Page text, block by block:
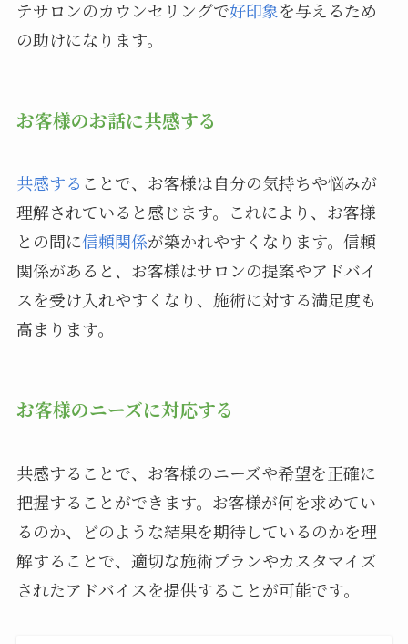
テサロンのカウンセリングで好印象を与えるため
の助けになります。
お客様のお話に共感する
共感する ことで、お客様は自分の気持ちや悩みが
理解されていると感じます。これにより、お客様
との間に信頼関係が築かれやすくなります。信頼
関係があると、お客様はサロンの提案やアドバイ
スを受け入れやすくなり、施術に対する満足度も
高まります。
お客様のニーズに対応する
共感することで、お客様のニーズや希望を正確に
把握することができます。お客様が何を求めてい
るのか、どのような結果を期待しているのかを理
解することで、適切な施術プランやカスタマイズ
されたアドバイスを提供することが可能です。